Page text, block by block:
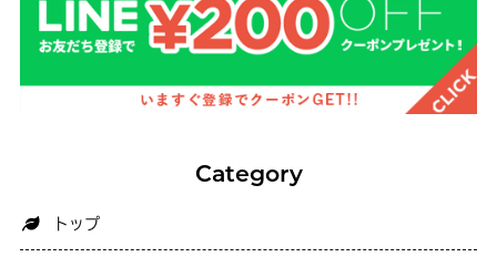
Category
トップ